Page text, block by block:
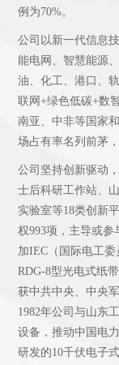
例为70%。
公司以新一代信息
能电网、智慧能源
油、化工、港口、
联网+绿色低碳+数
南亚、中非等国家
场占有率名列前茅
公司坚持创新驱动
士后科研工作站、
实验室等18类创新
权993项，主导或参
加IEC（国际电工
RDG-8型光电式纸
获中共中央、中央
1982年公司与山东
设备，推动中国电
研发的10千伏电子